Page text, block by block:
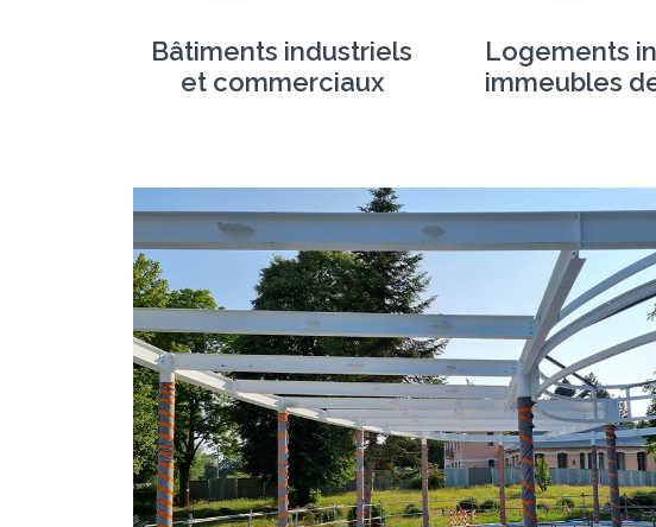
Bâtiments industriels
et commerciaux
Logements
immeubles